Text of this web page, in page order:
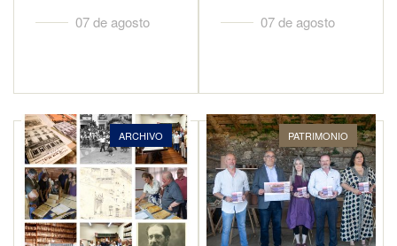
07 de agosto 07 de agosto
ARCHIVO PATRIMONIO